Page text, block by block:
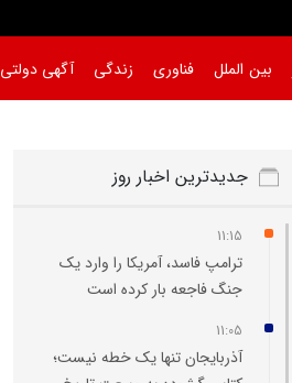
بین الملل فناوری زندگی آگهی دولتی
جدیدترین اخبار روز
11:15
ترامپ فاسد، آمریکا را وارد یک
جنگ فاجعه بار کرده است
11:05
آذربایجان تنها یک خطه نیست؛